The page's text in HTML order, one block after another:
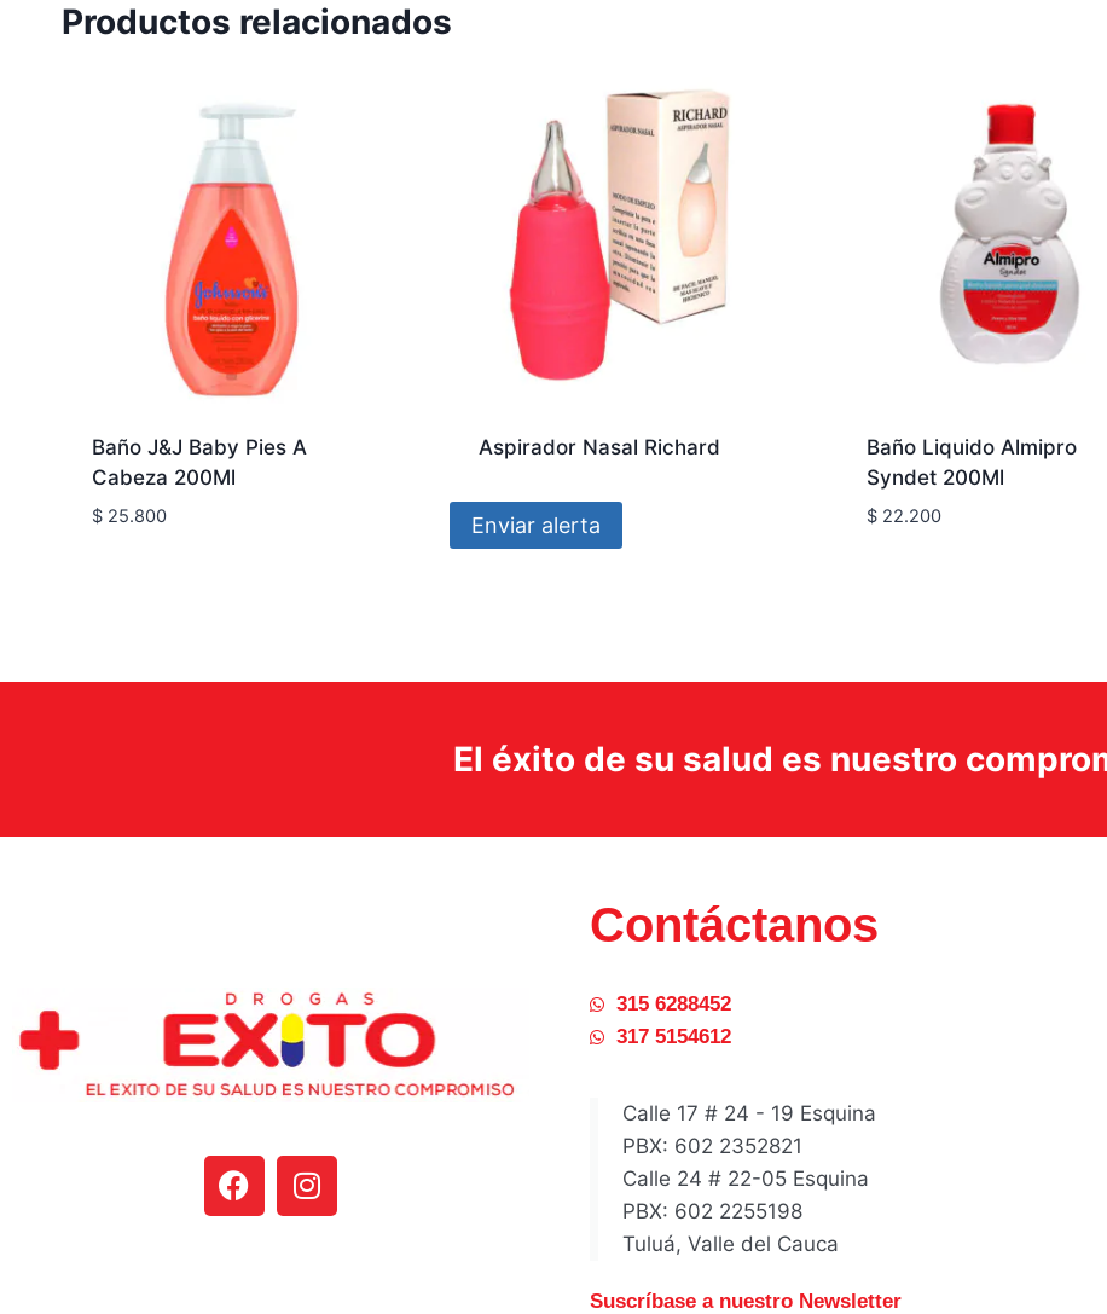
Productos relacionados
Baño J&J Baby Pies A
Cabeza 200Ml
$25.800
Aspirador Nasal Richard
Enviar alerta
Baño Liquido Almipro
Syndet 200Ml
$22.200
El éxito de su salud es nuestro
Contáctanos
315 6288452
317 5154612
Calle 17 # 24 - 19 Esquina
PBX: 602 2352821
Calle 24 # 22-05 Esquina
PBX: 602 2255198
Tuluá, Valle del Cauca
Suscríbase a nuestro Newsletter